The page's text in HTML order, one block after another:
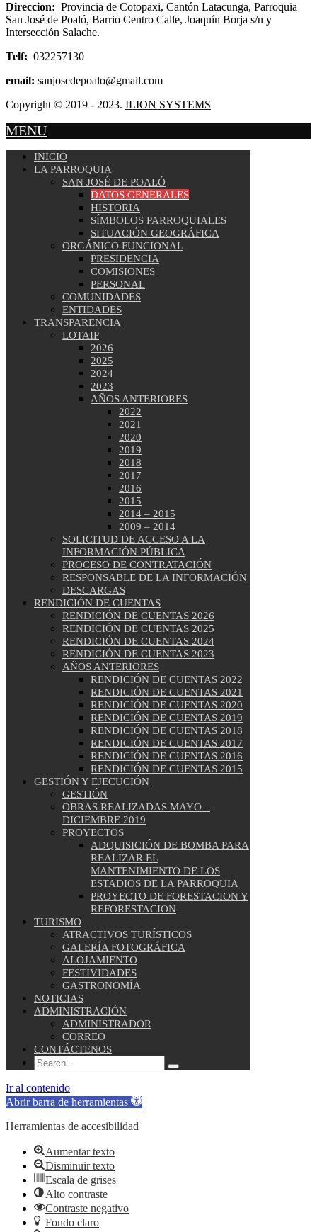
Direccion: Provincia de Cotopaxi, Cantón Latacunga, Parroquia
San José de Poaló, Barrio Centro Calle, Joaquín Borja s/n y
Intersección Salache.
Telf: 032257130
email: sanjosedepoalo@gmail.com
Copyright © 2019 - 2023. ILION SYSTEMS
MENU
INICIO
LA PARROQUIA
SAN JOSÉ DE POALÓ
DATOS GENERALES
HISTORIA
SÍMBOLOS PARROQUIALES
SITUACIÓN GEOGRÁFICA
ORGÁNICO FUNCIONAL
PRESIDENCIA
COMISIONES
PERSONAL
COMUNIDADES
ENTIDADES
TRANSPARENCIA
LOTAIP
2026
2025
2024
2023
AÑOS ANTERIORES
2022
2021
2020
2019
2018
2017
2016
2015
2014 – 2015
2009 – 2014
SOLICITUD DE ACCESO A LA
INFORMACIÓN PÚBLICA
PROCESO DE CONTRATACIÓN
RESPONSABLE DE LA INFORMACIÓN
DESCARGAS
RENDICIÓN DE CUENTAS
RENDICIÓN DE CUENTAS 2026
RENDICIÓN DE CUENTAS 2025
RENDICIÓN DE CUENTAS 2024
RENDICIÓN DE CUENTAS 2023
AÑOS ANTERIORES
RENDICIÓN DE CUENTAS 2022
RENDICIÓN DE CUENTAS 2021
RENDICIÓN DE CUENTAS 2020
RENDICIÓN DE CUENTAS 2019
RENDICIÓN DE CUENTAS 2018
RENDICIÓN DE CUENTAS 2017
RENDICIÓN DE CUENTAS 2016
RENDICIÓN DE CUENTAS 2015
GESTIÓN Y EJECUCIÓN
GESTIÓN
OBRAS REALIZADAS MAYO –
DICIEMBRE 2019
PROYECTOS
ADQUISICIÓN DE BOMBA PARA
REALIZAR EL
MANTENIMIENTO DE LOS
ESTADIOS DE LA PARROQUIA
PROYECTO DE FORESTACION Y
REFORESTACION
TURISMO
ATRACTIVOS TURÍSTICOS
GALERÍA FOTOGRÁFICA
ALOJAMIENTO
FESTIVIDADES
GASTRONOMÍA
NOTICIAS
ADMINISTRACIÓN
ADMINISTRADOR
CORREO
CONTÁCTENOS
Ir al contenido
Abrir barra de herramientas
Herramientas de accesibilidad
Aumentar texto
Disminuir texto
Escala de grises
Alto contraste
Contraste negativo
Fondo claro